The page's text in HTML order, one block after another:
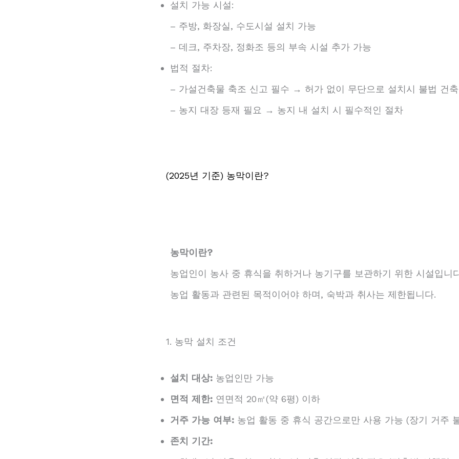
설치 가능 시설:
– 주방, 화장실, 수도시설 설치 가능
– 데크, 주차장, 정화조 등의 부속 시설 추가 가능
법적 절차:
– 가설건축물 축조 신고 필수 → 허가 없이 무단으로 설치시 불법 건
– 농지 대장 등재 필요 → 농지 내 설치 시 필수적인 절차
(2025년 기준) 농막이란?
농막이란?
농업인이 농사 중 휴식을 취하거나 농기구를 보관하기 위한 시설입니
농업 활동과 관련된 목적이어야 하며, 숙박과 취사는 제한됩니다.
1. 농막 설치 조건
설치 대상:농업인만 가능
면적 제한:연면적 20㎡(약 6평) 이하
거주 가능 여부:농업 활동 중 휴식 공간으로만 사용 가능 (장기 거주
존치 기간: